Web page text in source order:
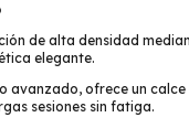
de alta densidad
elegante.
avanzado, ofrece un
sesiones sin fatiga.